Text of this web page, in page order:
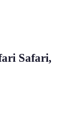
Safari,